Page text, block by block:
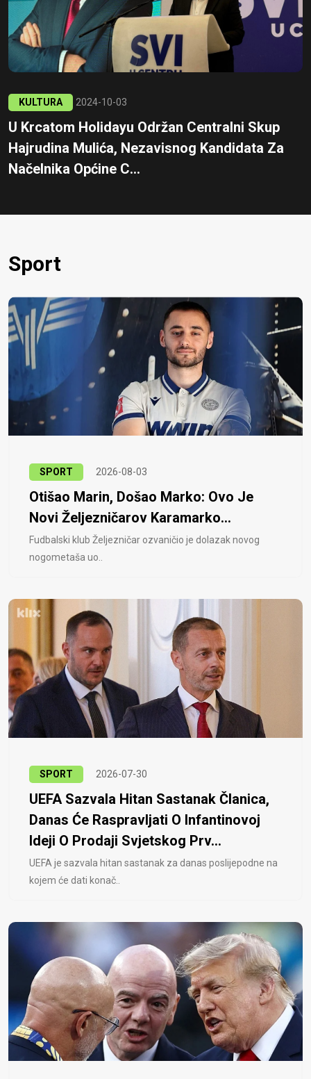
KULTURA 2024-10-03
U Krcatom Holidayu Održan Centralni Skup
Hajrudina Mulića, Nezavisnog Kandidata Za
Načelnika Općine C...
Sport
SPORT 2026-08-03
Otišao Marin, Došao Marko: Ovo Je
Novi Željezničarov Karamarko...
Fudbalski klub Željezničar ozvaničio je dolazak novog
nogometaša uo..
SPORT 2026-07-30
UEFA Sazvala Hitan Sastanak Članica,
Danas Će Raspravljati O Infantinovoj
Ideji O Prodaji Svjetskog Prv...
UEFA je sazvala hitan sastanak za danas poslijepodne na
kojem će dati konač..